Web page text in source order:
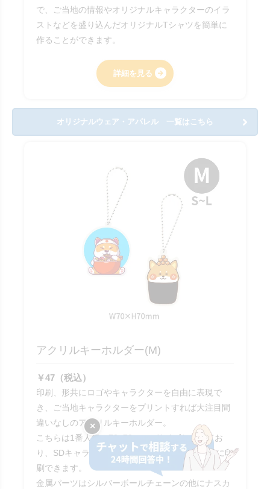
で、ご当地の情報やオリジナルキャラクターのイラ
ストなどを盛り込んだオリジナルTシャツを簡単に
作ることができます。
詳細を見る
オリジナルウェア・アパレル 一覧はこちら
アクリルキーホルダー(M)
￥47（税込）
印刷、形共にロゴやキャラクターを自由に表現で
き、ご当地キャラクターをプリントすれば大注目間
違いなしのアクリルキーホルダー。
こちらは1番人気の70×70mmのサイズとなってお
り、SDキャラクターやロゴなどを大きくキレイに印
刷できます。
金属パーツはシルバーボールチェーンの他にナスカ
×